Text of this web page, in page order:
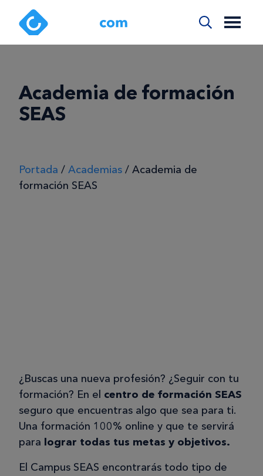
Academia de formación
SEAS
Portada / Academias / Academia de
formación SEAS
¿Buscas una nueva profesión? ¿Seguir con tu
formación? En el centro de formación SEAS
seguro que encuentras algo que sea para ti.
Una formación 100% online y que te servirá
para lograr todas tus metas y objetivos.
El Campus SEAS encontrarás todo tipo de